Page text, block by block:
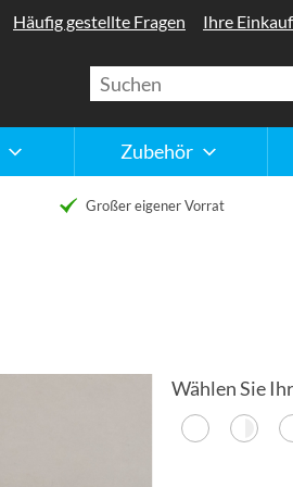
Zubehör
Häufig gestellte Fragen Ihre
Großer eigener Vorrat
Wählen Sie